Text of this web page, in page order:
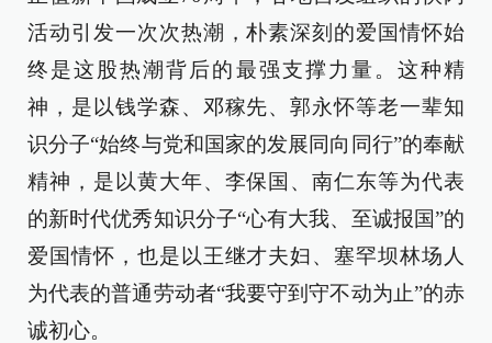
活动引发一次次热潮，朴素深刻的爱国情怀始
终是这股热潮背后的最强支撑力量。这种精
神，是以钱学森、邓稼先、郭永怀等老一辈知
识分子“始终与党和国家的发展同向同行”的奉献
精神，是以黄大年、李保国、南仁东等为代表
的新时代优秀知识分子“心有大我、至诚报国”的
爱国情怀，也是以王继才夫妇、塞罕坝林场人
为代表的普通劳动者“我要守到守不动为止”的赤
诚初心。